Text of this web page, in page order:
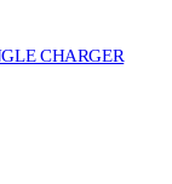
CHARGER